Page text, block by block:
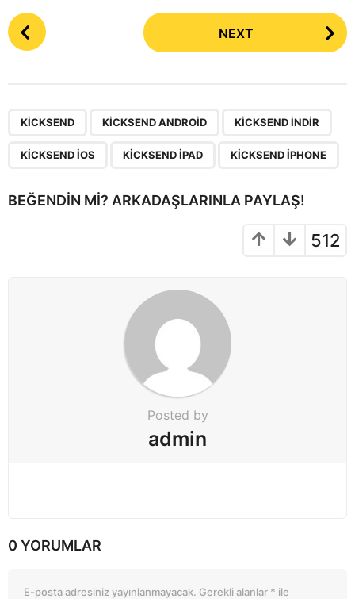
P
o
a
NEXT
KICKSEND KICKSEND ANDROID KICKSEND INDIR
KICKSEND IOS KICKSEND IPAD KICKSEND IPHONE
BEĞENDIN MI? ARKADAŞLARINLA PAYLAŞ!
512
Posted by
admin
0 YORUMLAR
E-posta adresiniz yayınlanmayacak. Gerekli alanlar * ile